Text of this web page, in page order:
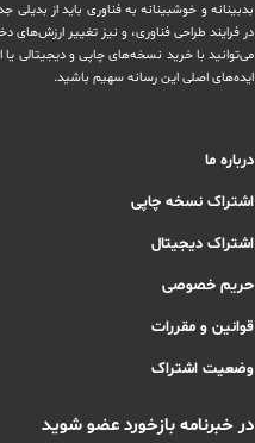
بدبینانه و خوشبینانه به فناوری باید از
در ‏فرایند طراحی فناوری، و نیز تغییر
می‌توانید با خرید نسخه‌های چاپی و دیجیتالی
ایده‌های اصلی این رسانه سهیم باشید.
درباره ما
اشتراک نسخه چاپی
اشتراک دیجیتال
حریم خصوصی
قوانین و مقررات
وضعیت اشتراک
در خبرنامه بازخورد عضو شوید